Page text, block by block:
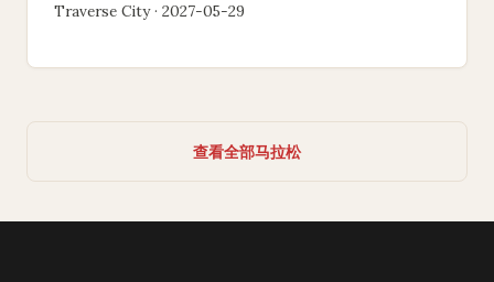
Traverse City · 2027-05-29
查看全部马拉松